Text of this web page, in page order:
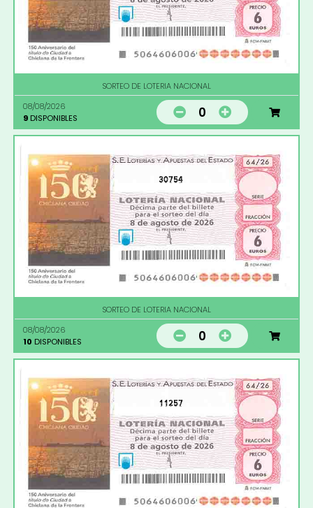
SORTEO DE LOTERIA NACIONAL
08/08/2026
9 DISPONIBLES 0
30754
SORTEO DE LOTERIA NACIONAL
08/08/2026
10 DISPONIBLES 0
11257